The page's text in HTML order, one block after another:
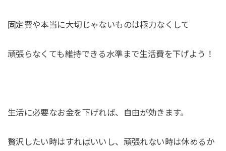
固定費や本当に大切じゃないものは極力なくして
頑張らなくても維持できる水準まで生活費を下げよう！
生活に必要なお金を下げれば、自由が効きます。
贅沢したい時はすればいいし、頑張れない時は休めるか